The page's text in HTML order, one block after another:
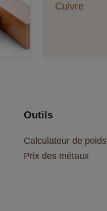
Cuivre
Outils
Calculateur de poids
Prix des métaux